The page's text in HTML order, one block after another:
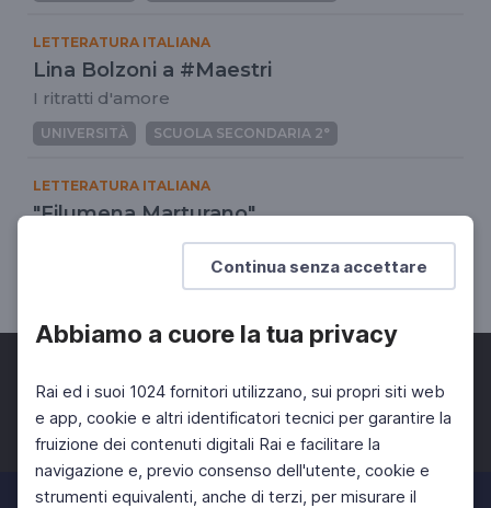
Continua senza accettare
Abbiamo a cuore la tua privacy
Rai ed i suoi 1024 fornitori utilizzano, sui propri siti web
e app, cookie e altri identificatori tecnici per garantire la
fruizione dei contenuti digitali Rai e facilitare la
navigazione e, previo consenso dell'utente, cookie e
strumenti equivalenti, anche di terzi, per misurare il
LETTERATURA ITALIANA
Lina Bolzoni a #Maestri
I ritratti d'amore
UNIVERSITÀ SCUOLA SECONDARIA 2°
LETTERATURA ITALIANA
"Filumena Marturano"
La grande lezione di Eduardo
SCUOLA SECONDARIA 2°
Facebook Twitter Instagram